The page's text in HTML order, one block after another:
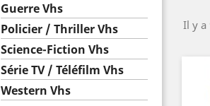
Guerre Vhs
Policier / Thriller Vhs
Science-Fiction Vhs
Série TV / Téléfilm Vhs
Western Vhs
Il y a